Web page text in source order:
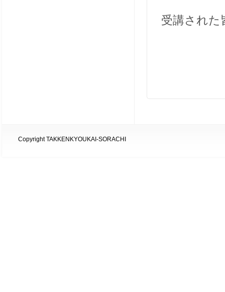
受講された
Copyright TAKKENKYOUKAI-SORACHI